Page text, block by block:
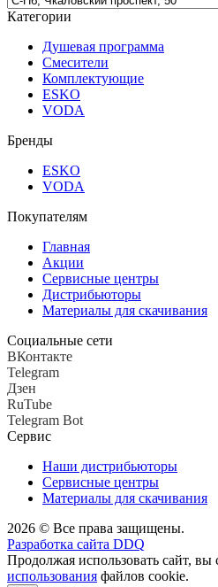
Категории
Душевая программа
Смесители
Комплектующие
ESKO
VODA
Бренды
ESKO
VODA
Покупателям
Главная
Акции
Сервисные центры
Дистрибьюторы
Материалы для скачивания
Социальные сети
ВКонтакте
Telegram
Дзен
RuTube
Telegram Bot
Сервис
Наши дистрибьюторы
Сервисные центры
Материалы для скачивания
2026 © Все права защищены.
Разработка сайта DDQ
Продолжая использовать сайт, вы
использования файлов cookie.